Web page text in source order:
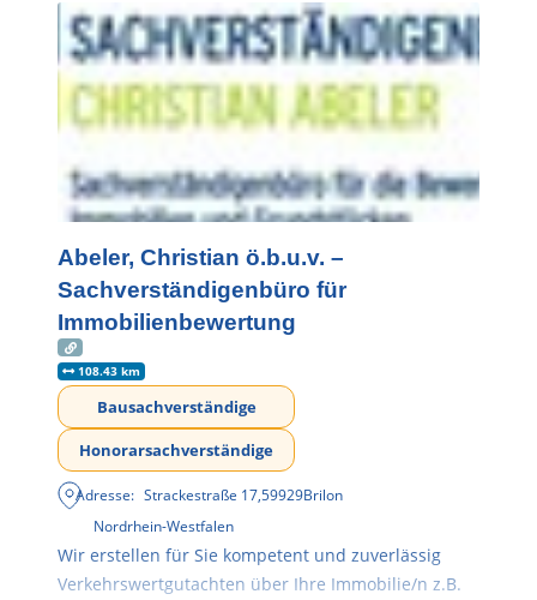
Abeler, Christian ö.b.u.v. –
Sachverständigenbüro für
Immobilienbewertung
108.43 km
Bausachverständige
Honorarsachverständige
Adresse: Strackestraße 17,59929Brilon
Nordrhein-Westfalen
Wir erstellen für Sie kompetent und zuverlässig
Verkehrswertgutachten über Ihre Immobilie/n z.B.